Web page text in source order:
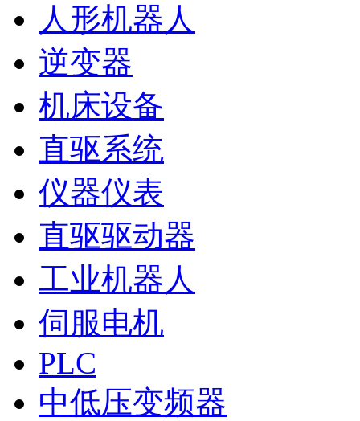
人形机器人
逆变器
机床设备
直驱系统
仪器仪表
直驱驱动器
工业机器人
伺服电机
PLC
中低压变频器